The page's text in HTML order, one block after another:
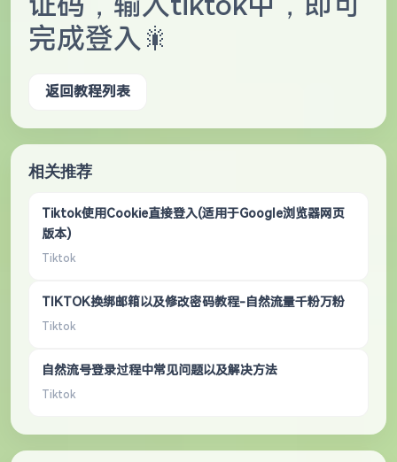
完成登入🎇
返回教程列表
相关推荐
Tiktok使用Cookie直接登入(适用于Google浏览器网页
版本)
Tiktok
TIKTOK换绑邮箱以及修改密码教程-自然流量千粉万粉
Tiktok
自然流号登录过程中常见问题以及解决方法
Tiktok